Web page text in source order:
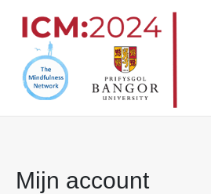
naar
inhoud
Mijn account